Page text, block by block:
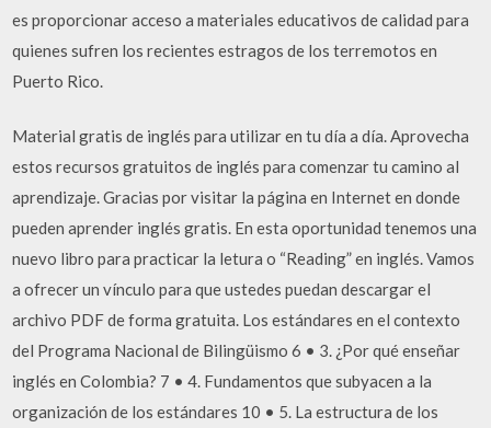
es proporcionar acceso a materiales educativos de calidad para
quienes sufren los recientes estragos de los terremotos en
Puerto Rico.
Material gratis de inglés para utilizar en tu día a día. Aprovecha
estos recursos gratuitos de inglés para comenzar tu camino al
aprendizaje. Gracias por visitar la página en Internet en donde
pueden aprender inglés gratis. En esta oportunidad tenemos una
nuevo libro para practicar la letura o “Reading” en inglés. Vamos
a ofrecer un vínculo para que ustedes puedan descargar el
archivo PDF de forma gratuita. Los estándares en el contexto
del Programa Nacional de Bilingüismo 6 • 3. ¿Por qué enseñar
inglés en Colombia? 7 • 4. Fundamentos que subyacen a la
organización de los estándares 10 • 5. La estructura de los